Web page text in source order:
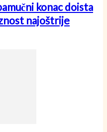
konac doista
najoštrije